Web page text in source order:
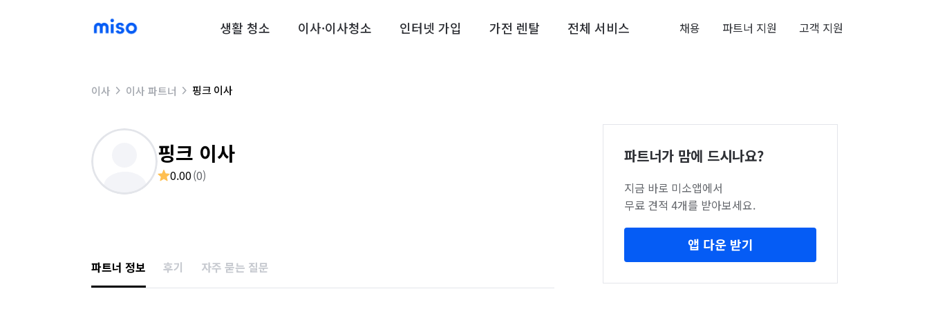
생활 청소 이사·이사청소 인터넷 가입 가전 렌탈 전체 서비스 채용 파트너 지원 고객 지원
이사 이사 파트너 핑크 이사
핑크 이사
0.00(0)
파트너 정보 후기 자주 묻는 질문
파트너가 맘에 드시나요?
지금 바로 미소앱에서
무료 견적 4개를 받아보세요.
앱 다운 받기